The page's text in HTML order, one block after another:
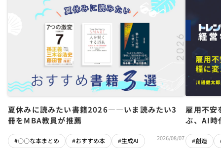
夏休みに読みたい書籍2026――いま読みたい3
冊をMBA教員が推薦
#〇〇な本まとめ #おすすめ本 #生成AI 2026/08/07
雇用不
ぶ、AI時
#創造